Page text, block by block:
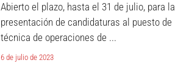
Abierto el plazo, hasta el 31 de julio, para la
presentación de candidaturas al puesto de
técnica de operaciones de ...
6 de julio de 2023